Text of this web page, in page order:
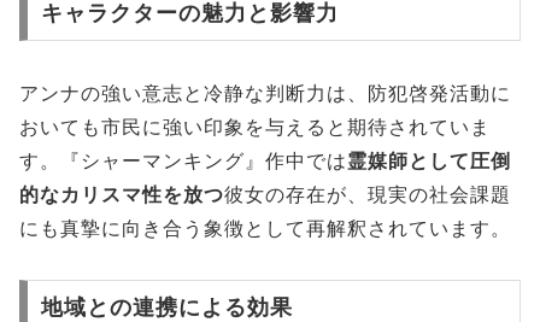
キャラクターの魅力と影響力
アンナの強い意志と冷静な判断力は、防犯啓発活動に
おいても市民に強い印象を与えると期待されていま
す。『シャーマンキング』作中では霊媒師として圧倒
的なカリスマ性を放つ彼女の存在が、現実の社会課題
にも真摯に向き合う象徴として再解釈されています。
地域との連携による効果